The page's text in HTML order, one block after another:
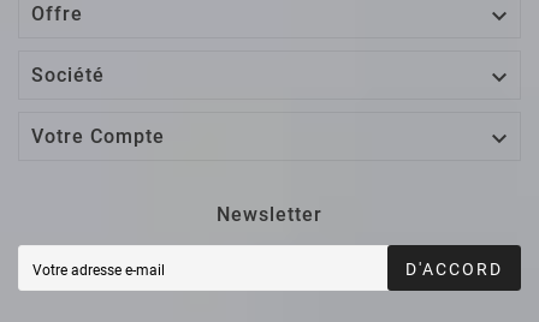
Offre 
Société 
Votre Compte 
Newsletter
D'ACCORD